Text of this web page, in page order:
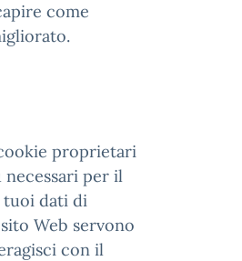
come
proprietari
per il
tuoi dati di
Web servono
con il